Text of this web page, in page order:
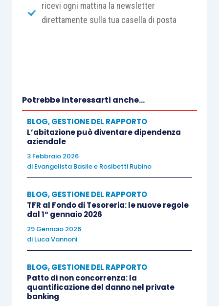
ossia l’anzianità di maturazione di detto
Tfr, entra nel calcolo del denominatore
successivo a seguito dei tempi tecnici
(rectiusnormativi) per accedere al
finanziamento assistito.
Le risposte date dall’Agenzia delle Entrate
possono essere ritenute coerenti con l’intero
sorgono in merito all’iterlogico interpretativo non
sempre lineare e adeguato alla soluzione del
quesito.
cui è stato pubblicizzato il parere, apparso sulla
stampa specializzata, ma mai realmente
formalizzato dall’Ente.
ricevi ogni mattina la newsletter
direttamente sulla tua casella di posta
Potrebbe interessarti anche...
BLOG,GESTIONE DEL RAPPORTO
L’abitazione può diventare dipendenza
aziendale
3 Febbraio 2026
di Evangelista Basilee Rosibetti Rubino
BLOG,GESTIONE DEL RAPPORTO
TFR al Fondo di Tesoreria: le nuove regole
dal 1° gennaio 2026
29 Gennaio 2026
di Luca Vannoni
BLOG,GESTIONE DEL RAPPORTO
Patto di non concorrenza: la
quantificazione del danno nel private
banking